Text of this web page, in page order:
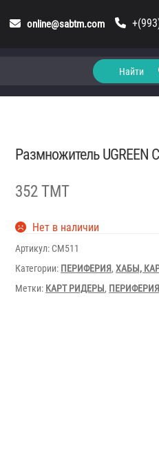
online@sabtm.com
Размножитель UGREEN
352 TMT
Нет в наличии
Артикул: CM511
Категории: ПЕРИФЕРИЯ,ХАБЫ,
Метки: КАРТ РИДЕРЫ, ПЕРИФЕРИЯ